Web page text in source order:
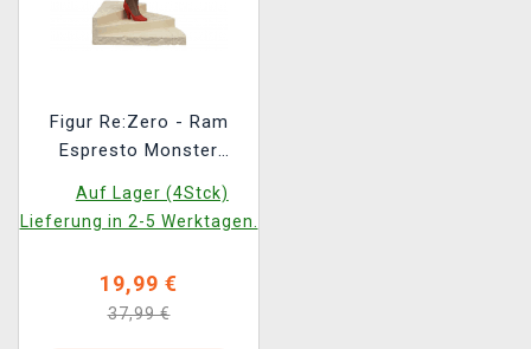
Figur Re:Zero - Ram
Espresto Monster
Auf Lager (4Stck)
Lieferung in 2-5 Werktagen.
19,99 €
37,99 €